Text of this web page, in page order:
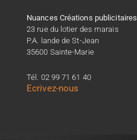
Nuances Créations publicitaires
23 rue du lotier des marais
P.A. lande de St-Jean
35600 Sainte-Marie
Tél. 02 99 71 61 40
Ecrivez-nous